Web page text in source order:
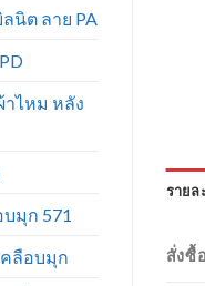
ลนิต ลาย PA
าไหม หลัง
บมุก 571
คลือบมุก
รายล
สั่งซื้